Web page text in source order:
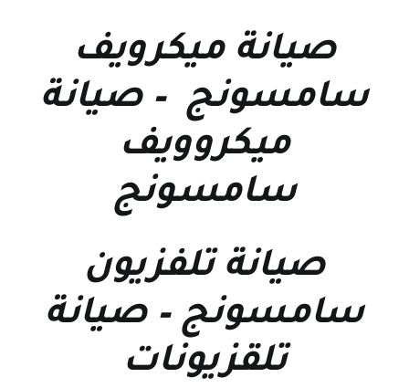
صيانة ميكرويف
سامسونج –صيانة
ميكروويف
سامسونج
صيانة تلفزيون
سامسونج –صيانة
تلقزيونات